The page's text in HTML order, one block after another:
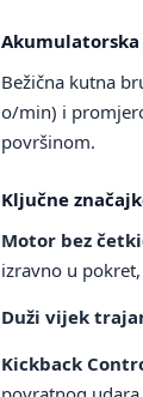
Bežična kutna
o/min) i
površinom.
Ključne
Motor bez
izravno u
Duži vijek
Kickback